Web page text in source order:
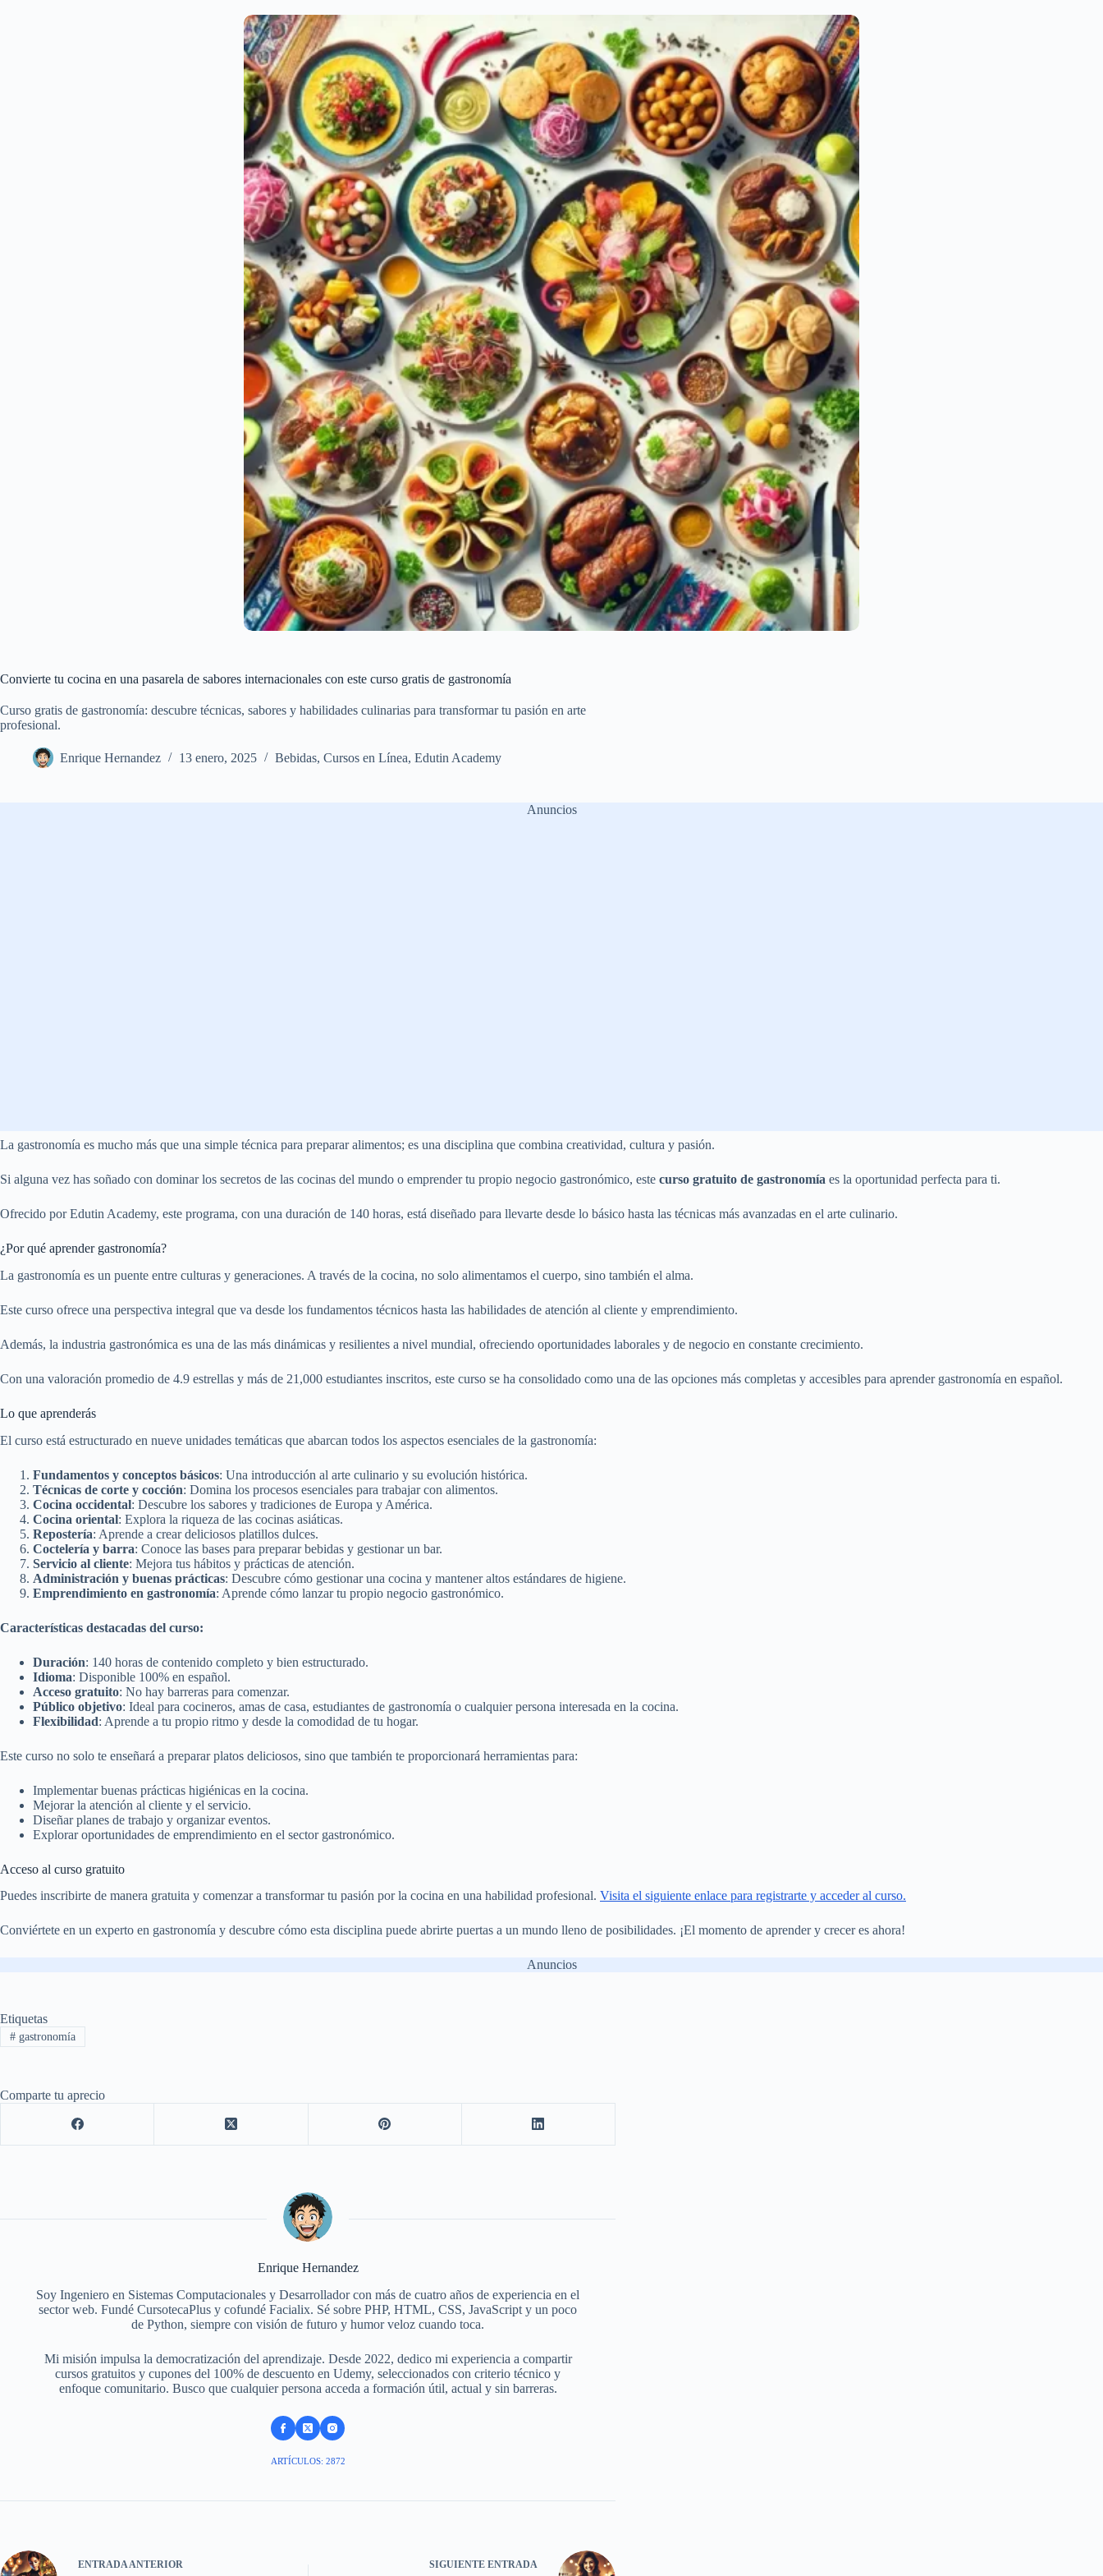
Convierte tu cocina en una pasarela de sabores internacionales con este curso gratis de gastronomía
Curso gratis de gastronomía: descubre técnicas, sabores y habilidades culinarias para transformar tu pasión en arte
profesional.
Enrique Hernandez 13 enero, 2025 Bebidas, Cursos en Línea, Edutin Academy
Anuncios
La gastronomía es mucho más que una simple técnica para preparar alimentos; es una disciplina que combina creatividad, cultura y pasión.
Si alguna vez has soñado con dominar los secretos de las cocinas del mundo o emprender tu propio negocio gastronómico, este curso gratuito de gastronomía es la oportunidad perfecta para ti.
Ofrecido por Edutin Academy, este programa, con una duración de 140 horas, está diseñado para llevarte desde lo básico hasta las técnicas más avanzadas en el arte culinario.
¿Por qué aprender gastronomía?
La gastronomía es un puente entre culturas y generaciones. A través de la cocina, no solo alimentamos el cuerpo, sino también el alma.
Este curso ofrece una perspectiva integral que va desde los fundamentos técnicos hasta las habilidades de atención al cliente y emprendimiento.
Además, la industria gastronómica es una de las más dinámicas y resilientes a nivel mundial, ofreciendo oportunidades laborales y de negocio en constante crecimiento.
Con una valoración promedio de 4.9 estrellas y más de 21,000 estudiantes inscritos, este curso se ha consolidado como una de las opciones más completas y accesibles para aprender gastronomía en español.
Lo que aprenderás
El curso está estructurado en nueve unidades temáticas que abarcan todos los aspectos esenciales de la gastronomía:
Fundamentos y conceptos básicos: Una introducción al arte culinario y su evolución histórica.
Técnicas de corte y cocción: Domina los procesos esenciales para trabajar con alimentos.
Cocina occidental: Descubre los sabores y tradiciones de Europa y América.
Cocina oriental: Explora la riqueza de las cocinas asiáticas.
Repostería: Aprende a crear deliciosos platillos dulces.
Coctelería y barra: Conoce las bases para preparar bebidas y gestionar un bar.
Servicio al cliente: Mejora tus hábitos y prácticas de atención.
Administración y buenas prácticas: Descubre cómo gestionar una cocina y mantener altos estándares de higiene.
Emprendimiento en gastronomía: Aprende cómo lanzar tu propio negocio gastronómico.
Características destacadas del curso:
Duración: 140 horas de contenido completo y bien estructurado.
Idioma: Disponible 100% en español.
Acceso gratuito: No hay barreras para comenzar.
Público objetivo: Ideal para cocineros, amas de casa, estudiantes de gastronomía o cualquier persona interesada en la cocina.
Flexibilidad: Aprende a tu propio ritmo y desde la comodidad de tu hogar.
Este curso no solo te enseñará a preparar platos deliciosos, sino que también te proporcionará herramientas para:
Implementar buenas prácticas higiénicas en la cocina.
Mejorar la atención al cliente y el servicio.
Diseñar planes de trabajo y organizar eventos.
Explorar oportunidades de emprendimiento en el sector gastronómico.
Acceso al curso gratuito
Puedes inscribirte de manera gratuita y comenzar a transformar tu pasión por la cocina en una habilidad profesional. Visita el siguiente enlace para registrarte y acceder al curso.
Conviértete en un experto en gastronomía y descubre cómo esta disciplina puede abrirte puertas a un mundo lleno de posibilidades. ¡El momento de aprender y crecer es ahora!
Anuncios
Etiquetas
#gastronomía
Comparte tu aprecio
Enrique Hernandez
Soy Ingeniero en Sistemas Computacionales y Desarrollador con más de cuatro años de experiencia en el
sector web. Fundé CursotecaPlus y cofundé Facialix. Sé sobre PHP, HTML, CSS, JavaScript y un poco
de Python, siempre con visión de futuro y humor veloz cuando toca.
Mi misión impulsa la democratización del aprendizaje. Desde 2022, dedico mi experiencia a compartir
cursos gratuitos y cupones del 100% de descuento en Udemy, seleccionados con criterio técnico y
enfoque comunitario. Busco que cualquier persona acceda a formación útil, actual y sin barreras.
ARTÍCULOS: 2872
ENTRADAANTERIOR SIGUIENTE ENTRADA